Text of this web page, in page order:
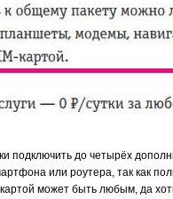
подключить до четырёх
или роутера, так как
может быть любым, да